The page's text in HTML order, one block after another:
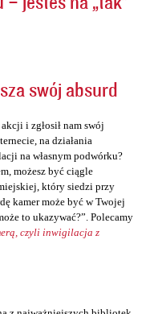
swój absurd
i zgłosił nam swój
na działania
na własnym podwórku?
możesz być ciągle
który siedzi przy
kamer może być w Twojej
to ukazywać?”. Polecamy
czyli inwigilacja z